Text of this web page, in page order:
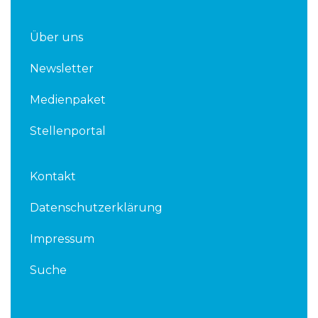
Über uns
Newsletter
Medienpaket
Stellenportal
Kontakt
Datenschutzerklärung
Impressum
Suche